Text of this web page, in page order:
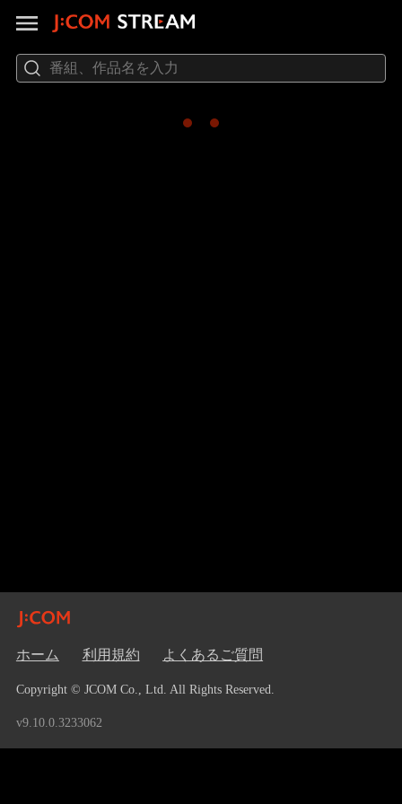
ホーム 利用規約 よくあるご質問
Copyright © JCOM Co., Ltd. All Rights Reserved.
v9.10.0.3233062